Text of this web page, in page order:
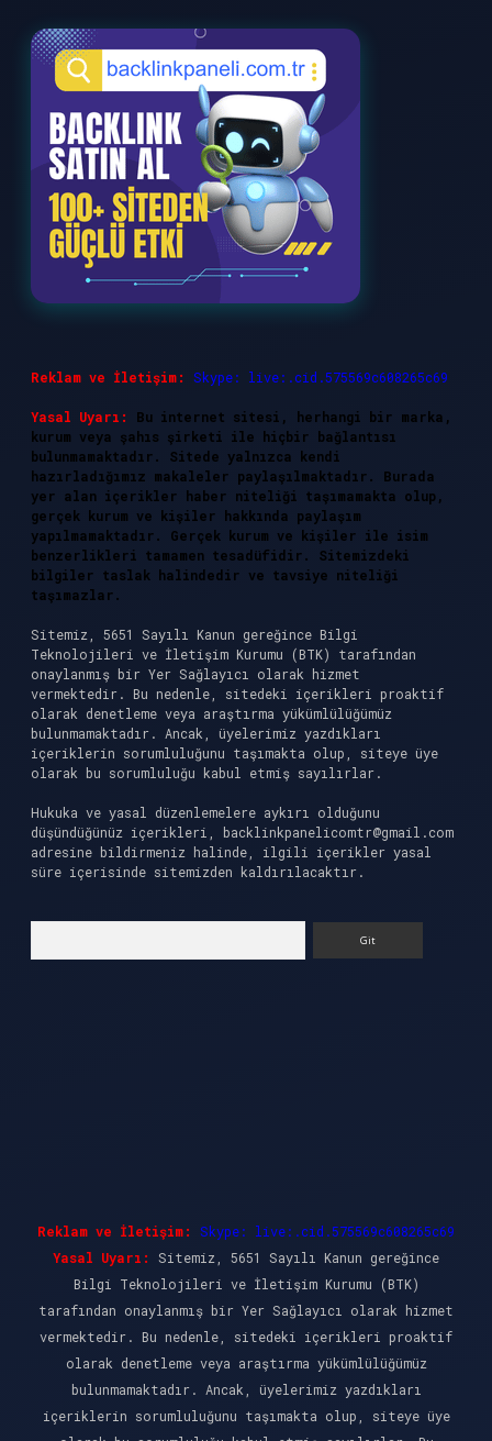
Reklam ve İletişim: Skype: live:.cid.575569c608265c69
Yasal Uyarı:
Bu internet sitesi, herhangi bir marka,
kurum veya şahıs şirketi ile hiçbir bağlantısı
bulunmamaktadır. Sitede yalnızca kendi
hazırladığımız makaleler paylaşılmaktadır. Burada
yer alan içerikler haber niteliği taşımamakta olup,
gerçek kurum ve kişiler hakkında paylaşım
yapılmamaktadır. Gerçek kurum ve kişiler ile isim
benzerlikleri tamamen tesadüfidir. Sitemizdeki
bilgiler taslak halindedir ve tavsiye niteliği
taşımazlar.
Sitemiz, 5651 Sayılı Kanun gereğince Bilgi
Teknolojileri ve İletişim Kurumu (BTK) tarafından
onaylanmış bir Yer Sağlayıcı olarak hizmet
vermektedir. Bu nedenle, sitedeki içerikleri proaktif
olarak denetleme veya araştırma yükümlülüğümüz
bulunmamaktadır. Ancak, üyelerimiz yazdıkları
içeriklerin sorumluluğunu taşımakta olup, siteye üye
olarak bu sorumluluğu kabul etmiş sayılırlar.
Hukuka ve yasal düzenlemelere aykırı olduğunu
düşündüğünüz içerikleri, backlinkpanelicomtr@gmail.com
adresine bildirmeniz halinde, ilgili içerikler yasal
süre içerisinde sitemizden kaldırılacaktır.
Reklam ve İletişim:
Skype: live:.cid.575569c608265c69
Yasal Uyarı:
Sitemiz, 5651 Sayılı Kanun gereğince
Bilgi Teknolojileri ve İletişim Kurumu (BTK)
tarafından onaylanmış bir Yer Sağlayıcı olarak hizmet
vermektedir. Bu nedenle, sitedeki içerikleri proaktif
olarak denetleme veya araştırma yükümlülüğümüz
bulunmamaktadır. Ancak, üyelerimiz yazdıkları
içeriklerin sorumluluğunu taşımakta olup, siteye üye